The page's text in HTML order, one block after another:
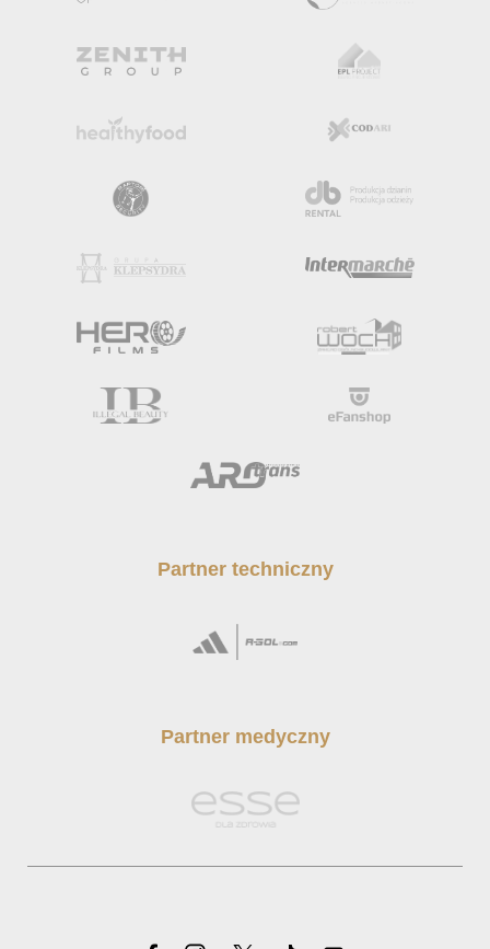
Partner techniczny
Partner medyczny